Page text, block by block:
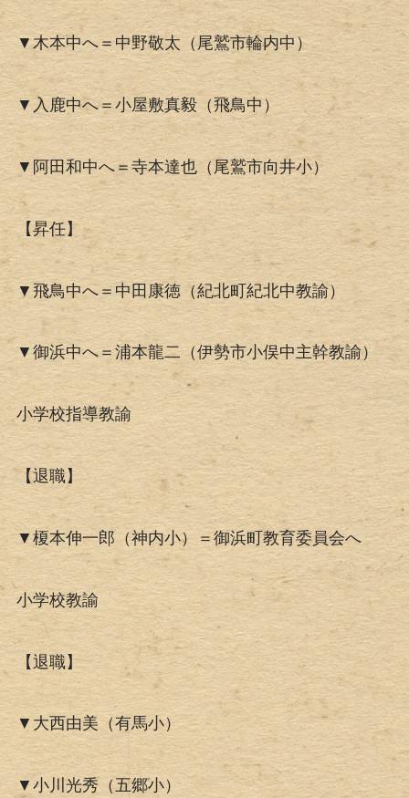
▼木本中へ＝中野敬太（尾鷲市輪内中）
▼入鹿中へ＝小屋敷真毅（飛鳥中）
▼阿田和中へ＝寺本達也（尾鷲市向井小）
【昇任】
▼飛鳥中へ＝中田康徳（紀北町紀北中教諭）
▼御浜中へ＝浦本龍二（伊勢市小俣中主幹教諭）
小学校指導教諭
【退職】
▼榎本伸一郎（神内小）＝御浜町教育委員会へ
小学校教諭
【退職】
▼大西由美（有馬小）
▼小川光秀（五郷小）